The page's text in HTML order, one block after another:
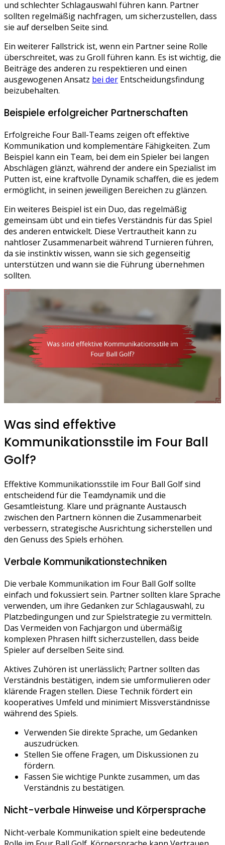
und schlechter Schlagauswahl führen kann. Partner
sollten regelmäßig nachfragen, um sicherzustellen, dass
sie auf derselben Seite sind.
Ein weiterer Fallstrick ist, wenn ein Partner seine Rolle
überschreitet, was zu Groll führen kann. Es ist wichtig, die
Beiträge des anderen zu respektieren und einen
ausgewogenen Ansatz bei der Entscheidungsfindung
beizubehalten.
Beispiele erfolgreicher Partnerschaften
Erfolgreiche Four Ball-Teams zeigen oft effektive
Kommunikation und komplementäre Fähigkeiten. Zum
Beispiel kann ein Team, bei dem ein Spieler bei langen
Abschlägen glänzt, während der andere ein Spezialist im
Putten ist, eine kraftvolle Dynamik schaffen, die es jedem
ermöglicht, in seinen jeweiligen Bereichen zu glänzen.
Ein weiteres Beispiel ist ein Duo, das regelmäßig
gemeinsam übt und ein tiefes Verständnis für das Spiel
des anderen entwickelt. Diese Vertrautheit kann zu
nahtloser Zusammenarbeit während Turnieren führen,
da sie instinktiv wissen, wann sie sich gegenseitig
unterstützen und wann sie die Führung übernehmen
sollten.
Was sind effektive
Kommunikationsstile im Four Ball
Golf?
Effektive Kommunikationsstile im Four Ball Golf sind
entscheidend für die Teamdynamik und die
Gesamtleistung. Klare und prägnante Austausch
zwischen den Partnern können die Zusammenarbeit
verbessern, strategische Ausrichtung sicherstellen und
den Genuss des Spiels erhöhen.
Verbale Kommunikationstechniken
Die verbale Kommunikation im Four Ball Golf sollte
einfach und fokussiert sein. Partner sollten klare Sprache
verwenden, um ihre Gedanken zur Schlagauswahl, zu
Platzbedingungen und zur Spielstrategie zu vermitteln.
Das Vermeiden von Fachjargon und übermäßig
komplexen Phrasen hilft sicherzustellen, dass beide
Spieler auf derselben Seite sind.
Aktives Zuhören ist unerlässlich; Partner sollten das
Verständnis bestätigen, indem sie umformulieren oder
klärende Fragen stellen. Diese Technik fördert ein
kooperatives Umfeld und minimiert Missverständnisse
während des Spiels.
Verwenden Sie direkte Sprache, um Gedanken
auszudrücken.
Stellen Sie offene Fragen, um Diskussionen zu
fördern.
Fassen Sie wichtige Punkte zusammen, um das
Verständnis zu bestätigen.
Nicht-verbale Hinweise und Körpersprache
Nicht-verbale Kommunikation spielt eine bedeutende